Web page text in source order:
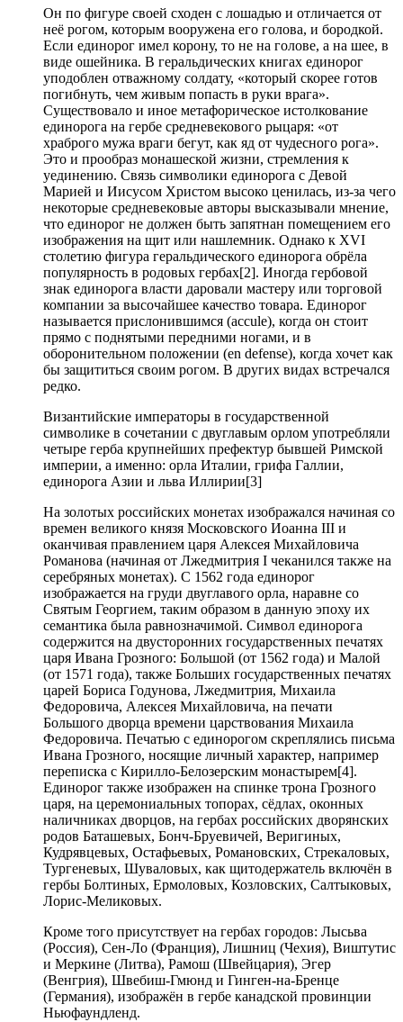
Он по фигуре своей сходен с лошадью и отличается от
неё рогом, которым вооружена его голова, и бородкой.
Если единорог имел корону, то не на голове, а на шее, в
виде ошейника. В геральдических книгах единорог
уподоблен отважному солдату, «который скорее готов
погибнуть, чем живым попасть в руки врага».
Существовало и иное метафорическое истолкование
единорога на гербе средневекового рыцаря: «от
храброго мужа враги бегут, как яд от чудесного рога».
Это и прообраз монашеской жизни, стремления к
уединению. Связь символики единорога с Девой
Марией и Иисусом Христом высоко ценилась, из-за чего
некоторые средневековые авторы высказывали мнение,
что единорог не должен быть запятнан помещением его
изображения на щит или нашлемник. Однако к XVI
столетию фигура геральдического единорога обрёла
популярность в родовых гербах[2]. Иногда гербовой
знак единорога власти даровали мастеру или торговой
компании за высочайшее качество товара. Единорог
называется прислонившимся (accule), когда он стоит
прямо с поднятыми передними ногами, и в
оборонительном положении (en defense), когда хочет как
бы защититься своим рогом. В других видах встречался
редко.
Византийские императоры в государственной
символике в сочетании с двуглавым орлом употребляли
четыре герба крупнейших префектур бывшей Римской
империи, а именно: орла Италии, грифа Галлии,
единорога Азии и льва Иллирии[3]
На золотых российских монетах изображался начиная со
времен великого князя Московского Иоанна III и
оканчивая правлением царя Алексея Михайловича
Романова (начиная от Лжедмитрия I чеканился также на
серебряных монетах). С 1562 года единорог
изображается на груди двуглавого орла, наравне со
Святым Георгием, таким образом в данную эпоху их
семантика была равнозначимой. Символ единорога
содержится на двусторонних государственных печатях
царя Ивана Грозного: Большой (от 1562 года) и Малой
(от 1571 года), также Больших государственных печатях
царей Бориса Годунова, Лжедмитрия, Михаила
Федоровича, Алексея Михайловича, на печати
Большого дворца времени царствования Михаила
Федоровича. Печатью с единорогом скреплялись письма
Ивана Грозного, носящие личный характер, например
переписка с Кирилло-Белозерским монастырем[4].
Единорог также изображен на спинке трона Грозного
царя, на церемониальных топорах, сёдлах, оконных
наличниках дворцов, на гербах российских дворянских
родов Баташевых, Бонч-Бруевичей, Веригиных,
Кудрявцевых, Остафьевых, Романовских, Стрекаловых,
Тургеневых, Шуваловых, как щитодержатель включён в
гербы Болтиных, Ермоловых, Козловских, Салтыковых,
Лорис-Меликовых.
Кроме того присутствует на гербах городов: Лысьва
(Россия), Сен-Ло (Франция), Лишниц (Чехия), Виштутис
и Меркине (Литва), Рамош (Швейцария), Эгер
(Венгрия), Швебиш-Гмюнд и Гинген-на-Бренце
(Германия), изображён в гербе канадской провинции
Ньюфаундленд.